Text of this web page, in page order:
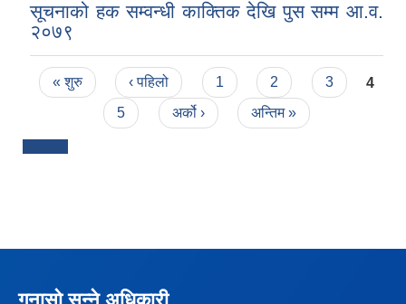
सूचनाको हक सम्वन्धी काक्तिक देखि पुस सम्म आ.व.
२०७९
Pages
« शुरु ‹ पहिलो 1 2 3
4
5
अर्को › अन्तिम »